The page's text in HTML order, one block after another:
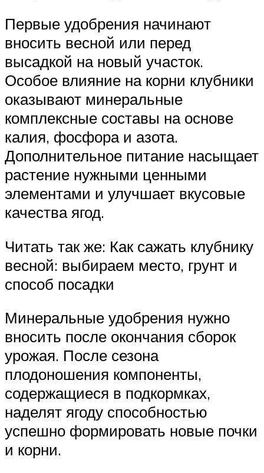
Первые удобрения начинают
вносить весной или перед
высадкой на новый участок.
Особое влияние на корни клубники
оказывают минеральные
комплексные составы на основе
калия, фосфора и азота.
Дополнительное питание насыщает
растение нужными ценными
элементами и улучшает вкусовые
качества ягод.
Читать так же: Как сажать клубнику
весной: выбираем место, грунт и
способ посадки
Минеральные удобрения нужно
вносить после окончания сборок
урожая. После сезона
плодоношения компоненты,
содержащиеся в подкормках,
наделят ягоду способностью
успешно формировать новые почки
и корни.